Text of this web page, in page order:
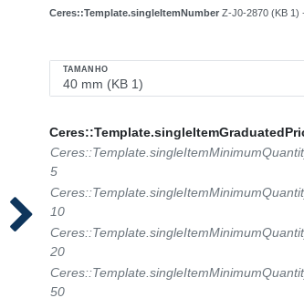
Ceres::Template.singleItemNumber Z-J0-2870 (KB 1)
TAMANHO
5
10
20
50